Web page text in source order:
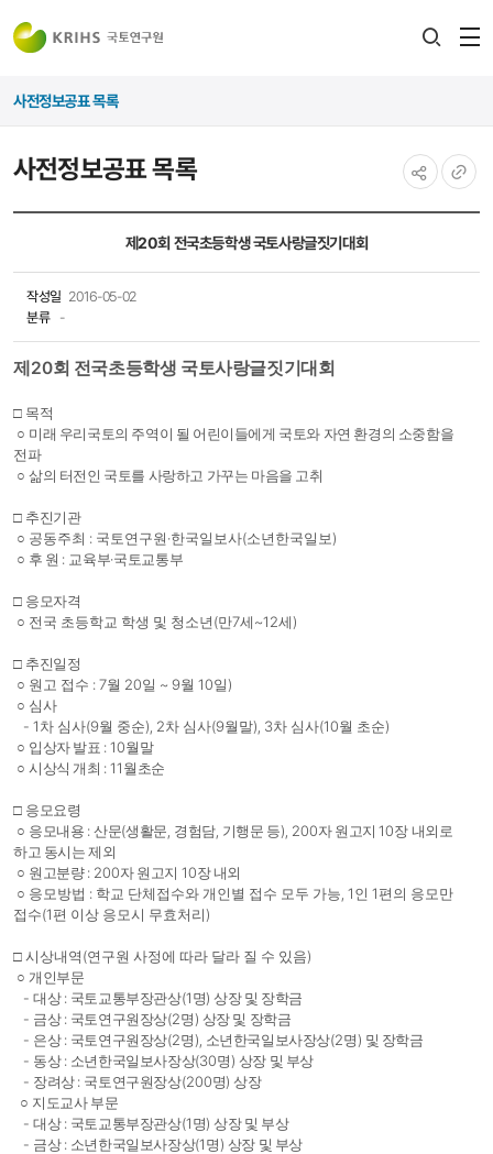
사전정보공표 목록
사전정보공표 목록
제20회 전국초등학생 국토사랑글짓기대회
작성일 2016-05-02
분류
-
제 20회 전국초등학생 국토사랑글짓기대회
□ 목적
○ 미래 우리국토의 주역이 될 어린이들에게 국토와 자연 환경의 소중함을
전파
○ 삶의 터전인 국토를 사랑하고 가꾸는 마음을 고취
□ 추진기관
○ 공동주최 : 국토연구원 ·한국일보사(소년한국일보)
○ 후 원 : 교육부·국토교통부
□ 응모자격
○ 전국 초등학교 학생 및 청소년 (만7세 ~12세)
□ 추진일정
○ 원고 접수 : 7월 20일 ~ 9월 10일)
○ 심사
- 1 차 심사(9월 중순), 2차 심사(9월말), 3차 심사(10월 초순)
○ 입상자 발표 : 10월말
○ 시상식 개최 : 11 월초순
□ 응모요령
○ 응모내용 : 산문(생활문 경험담, 기행문 등), 200자 원고지10장 내외로
하고 동시는 제외
○ 원고분량 : 200자 원고지 10장 내외
○ 응모방법 : 학교 단체접수와 개인별 접수 모두 가능 , 1 인 1 편의 응모만
접수(1 편 이상 응모시 무효처리)
□ 시상내역 (연구원 사정에 따라 달라 질 수 있음)
○ 개인부문
- 대상 : 국토교통부장관상(1 명)상장 및 장학금
- 금상 : 국토연구원장상(2명) 상장 및 장학금
- 은상 : 국토연구원장상(2명), 소년한국일보사장상(2명) 및 장학금
- 동상 : 소년한국일보사장상(30명) 상장 및 부상
- 장려상 : 국토연구원장상(200명)상장
○ 지도교사 부문
- 대상 : 국토교통부장관상(1 명)상장 및 부상
- 금상 : 소년한국일보사장상(1 명) 상장 및 부상